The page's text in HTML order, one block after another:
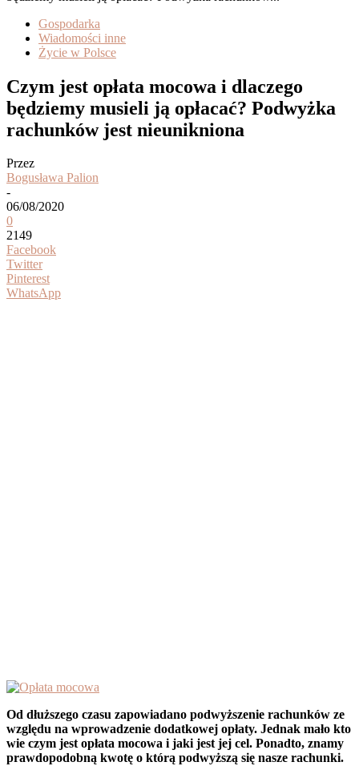
Gospodarka
Wiadomości inne
Życie w Polsce
Czym jest opłata mocowa i dlaczego
będziemy musieli ją opłacać? Podwyżka
rachunków jest nieunikniona
Przez
Bogusława Palion
-
06/08/2020
0
2149
Facebook
Twitter
Pinterest
WhatsApp
Od dłuższego czasu zapowiadano podwyższenie rachunków ze
względu na wprowadzenie dodatkowej opłaty. Jednak mało kto
wie czym jest opłata mocowa i jaki jest jej cel. Ponadto, znamy
prawdopodobną kwotę o którą podwyższą się nasze rachunki.